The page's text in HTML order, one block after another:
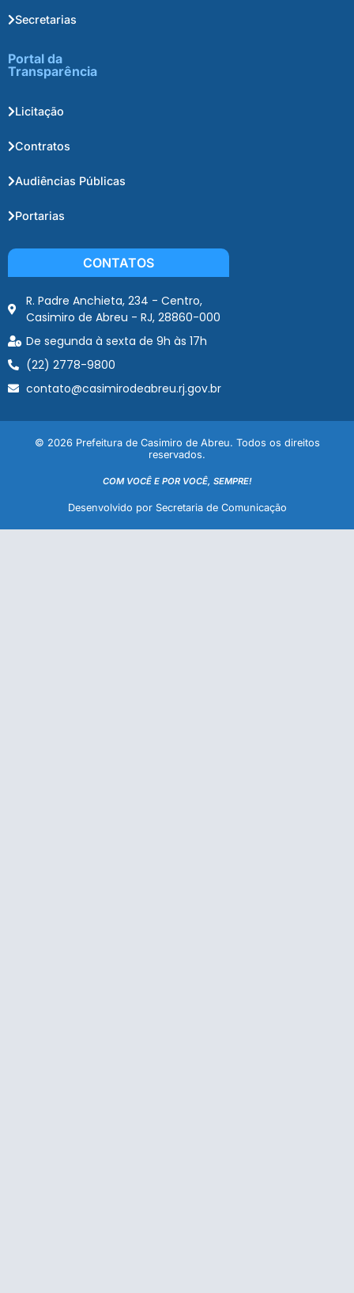
Secretarias
Portal da
Transparência
Licitação
Contratos
Audiências Públicas
Portarias
CONTATOS
R. Padre Anchieta, 234 - Centro,
Casimiro de Abreu - RJ, 28860-000
De segunda à sexta de 9h às 17h
(22) 2778-9800
contato@casimirodeabreu.rj.gov.br
© 2026 Prefeitura de Casimiro de Abreu. Todos os direitos
reservados.
COM VOCÊ E POR VOCÊ, SEMPRE!
Desenvolvido por Secretaria de Comunicação